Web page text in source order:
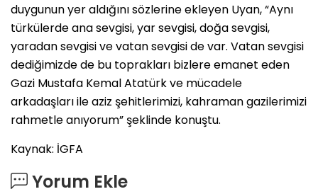
duygunun yer aldığını sözlerine ekleyen Uyan, “Aynı
türkülerde ana sevgisi, yar sevgisi, doğa sevgisi,
yaradan sevgisi ve vatan sevgisi de var. Vatan sevgisi
dediğimizde de bu toprakları bizlere emanet eden
Gazi Mustafa Kemal Atatürk ve mücadele
arkadaşları ile aziz şehitlerimizi, kahraman gazilerimizi
rahmetle anıyorum” şeklinde konuştu.
Kaynak: İGFA
Yorum Ekle